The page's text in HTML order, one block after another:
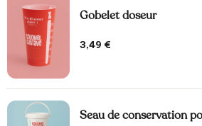
Gobelet doseur
3,49 €
Seau de conservation